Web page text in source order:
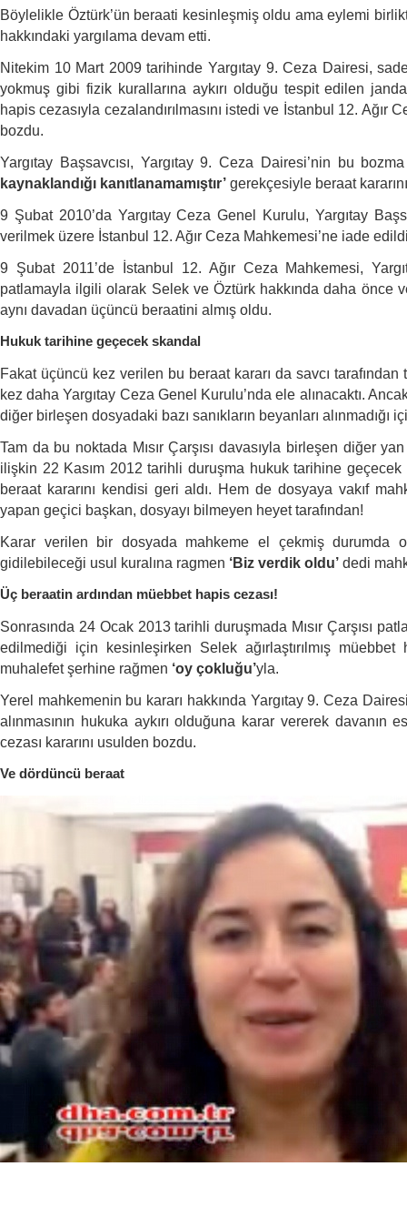
Böylelikle Öztürk’ün beraati kesinleşmiş oldu ama eylemi
hakkındaki yargılama devam etti.
Nitekim 10 Mart 2009 tarihinde Yargıtay 9. Ceza Dairesi,
yokmuş gibi fizik kurallarına aykırı olduğu tespit edilen
hapis cezasıyla cezalandırılmasını istedi ve İstanbul 12. Ağır
bozdu.
Yargıtay Başsavcısı, Yargıtay 9. Ceza Dairesi’nin bu
kaynaklandığı kanıtlanamamıştır’ gerekçesiyle beraat
9 Şubat 2010’da Yargıtay Ceza Genel Kurulu, Yargıtay
verilmek üzere İstanbul 12. Ağır Ceza Mahkemesi’ne iade
9 Şubat 2011’de İstanbul 12. Ağır Ceza Mahkemesi,
patlamayla ilgili olarak Selek ve Öztürk hakkında daha önce
aynı davadan üçüncü beraatini almış oldu.
Hukuk tarihine geçecek skandal
Fakat üçüncü kez verilen bu beraat kararı da savcı
kez daha Yargıtay Ceza Genel Kurulu’nda ele alınacaktı.
diğer birleşen dosyadaki bazı sanıkların beyanları
Tam da bu noktada Mısır Çarşısı davasıyla birleşen diğer
ilişkin 22 Kasım 2012 tarihli duruşma hukuk tarihine
beraat kararını kendisi geri aldı. Hem de dosyaya vakıf
yapan geçici başkan, dosyayı bilmeyen heyet tarafından!
Karar verilen bir dosyada mahkeme el çekmiş durumda
gidilebileceği usul kuralına ragmen ‘Biz verdik oldu’ dedi
Üç beraatin ardından müebbet hapis cezası!
Sonrasında 24 Ocak 2013 tarihli duruşmada Mısır Çarşısı
edilmediği için kesinleşirken Selek ağırlaştırılmış müebbet
muhalefet şerhine rağmen ‘oy çokluğu’yla.
Yerel mahkemenin bu kararı hakkında Yargıtay 9. Ceza
alınmasının hukuka aykırı olduğuna karar vererek
cezası kararını usulden bozdu.
Ve dördüncü beraat